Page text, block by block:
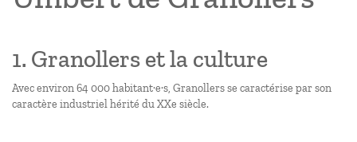
1. Granollers et la culture
Avec environ 64 000 habitant·e·s, Granollers se caractérise par son
caractère industriel hérité du XXe siècle.